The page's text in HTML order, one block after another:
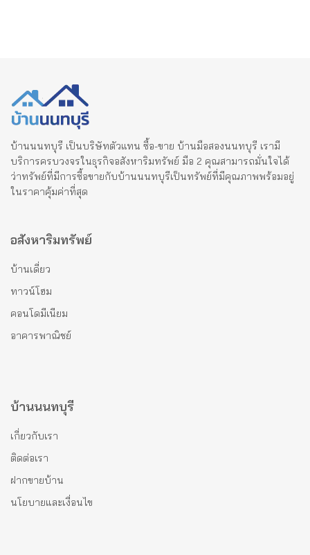
บ้านนนทบุรี เป็นบริษัทตัวแทน ซื้อ-ขาย บ้านมือสองนนทบุรี เรามี
บริการครบวงจรในธุรกิจอสังหาริมทรัพย์ มือ 2 คุณสามารถมั่นใจได้
ว่าทรัพย์ที่มีการซื้อขายกับบ้านนนทบุรีเป็นทรัพย์ที่มีคุณภาพพร้อมอยู่
ในราคาคุ้มค่าที่สุด
อสังหาริมทรัพย์
บ้านเดี่ยว
ทาวน์โฮม
คอนโดมีเนียม
อาคารพาณิชย์
บ้านนนทบุรี
เกี่ยวกับเรา
ติดต่อเรา
ฝากขายบ้าน
นโยบายและเงื่อนไข